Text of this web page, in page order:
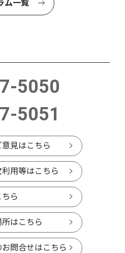
ム一覧
5050
5051
見はこちら
用等はこちら
ら
はこちら
問合せはこちら